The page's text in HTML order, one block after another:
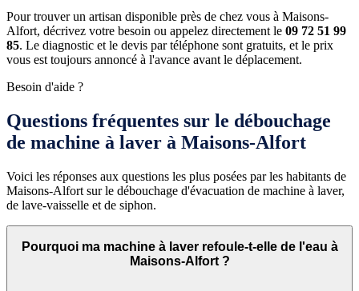
Pour trouver un artisan disponible près de chez vous à Maisons-
Alfort, décrivez votre besoin ou appelez directement le 09 72 51 99
85. Le diagnostic et le devis par téléphone sont gratuits, et le prix
vous est toujours annoncé à l'avance avant le déplacement.
Besoin d'aide ?
Questions fréquentes sur le débouchage
de machine à laver à Maisons-Alfort
Voici les réponses aux questions les plus posées par les habitants de
Maisons-Alfort sur le débouchage d'évacuation de machine à laver,
de lave-vaisselle et de siphon.
Pourquoi ma machine à laver refoule-t-elle de l'eau à
Maisons-Alfort ?